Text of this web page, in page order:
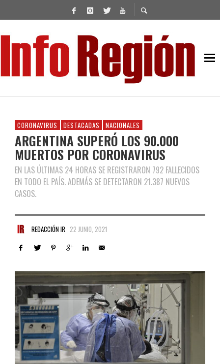
CORONAVIRUS DESTACADAS NACIONALES
ARGENTINA SUPERÓ LOS 90.000
MUERTOS POR CORONAVIRUS
EN LAS ÚLTIMAS 24 HORAS SE REGISTRARON 792 FALLECIDOS
EN TODO EL PAÍS. ADEMÁS SE DETECTARON 21.387 NUEVOS
CASOS.
REDACCIÓN IR 22 JUNIO, 2021